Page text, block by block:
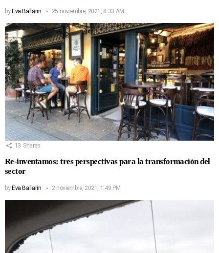
by Eva Ballarin 25 noviembre, 2021, 8:33 AM
13 Shares
Re-inventamos: tres perspectivas para la transformación del
sector
byEva Ballarin 2 noviembre, 2021, 1:49 PM